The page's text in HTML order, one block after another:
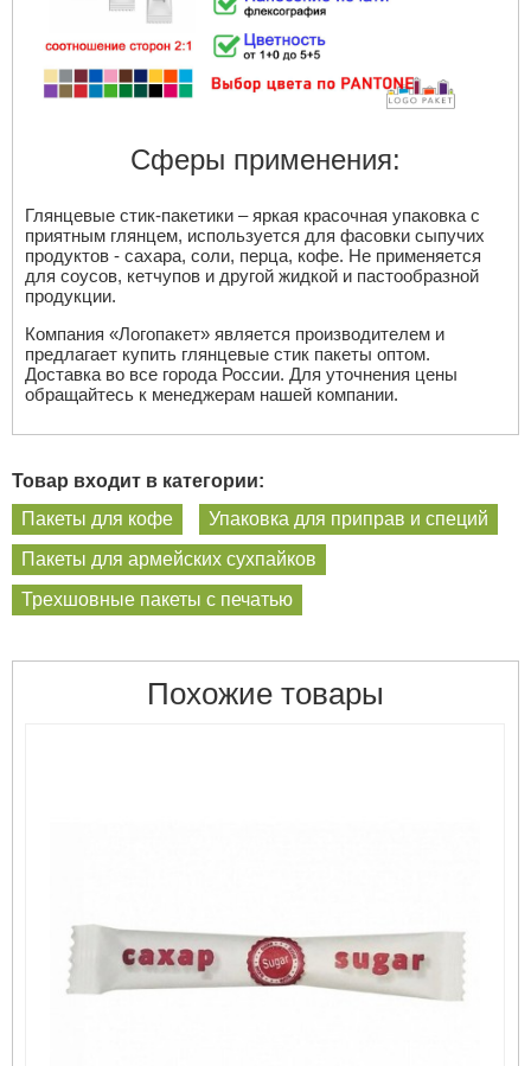
Сферы применения:
Глянцевые стик-пакетики – яркая красочная упаковка с
приятным глянцем, используется для фасовки сыпучих
продуктов - сахара, соли, перца, кофе. Не применяется
для соусов, кетчупов и другой жидкой и пастообразной
продукции.
Компания «Логопакет» является производителем и
предлагает купить глянцевые стик пакеты оптом.
Доставка во все города России. Для уточнения цены
обращайтесь к менеджерам нашей компании.
Товар входит в категории:
Пакеты для кофе
Упаковка для приправ и специй
Пакеты для армейских сухпайков
Трехшовные пакеты с печатью
Похожие товары